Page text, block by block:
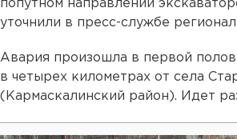
попутном направлении
уточнили в пресс-службе
Авария произошла в первой
в четырех километрах от села
(Кармаскалинский район). Идет